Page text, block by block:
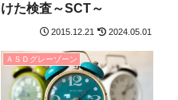
けた検査～SCT～
2015.12.21 2024.05.01
ＡＳＤグレーゾーン